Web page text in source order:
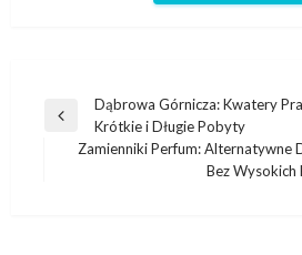
Nawigacja
wpisu
Poprzedni
Dąbrowa Górnicza: Kwatery
Krótkie i Długie Pobyty
Zamienniki Perfum: Alternatywne
Bez Wysokich